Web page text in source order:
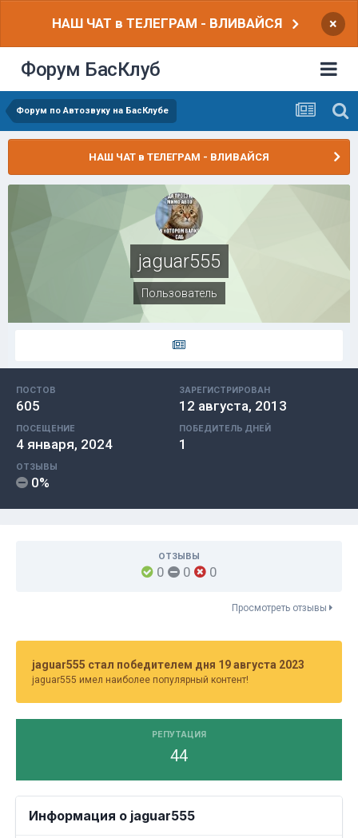
НАШ ЧАТ в ТЕЛЕГРАМ - ВЛИВАЙСЯ ×
Форум БасКлуб
Форум по Автозвуку на БасКлубе
НАШ ЧАТ в ТЕЛЕГРАМ - ВЛИВАЙСЯ
jaguar555
Пользователь
ПОСТОВ
605
ЗАРЕГИСТРИРОВАН
12 августа, 2013
ПОСЕЩЕНИЕ
4 января, 2024
ПОБЕДИТЕЛЬ ДНЕЙ
1
ОТЗЫВЫ
0%
ОТЗЫВЫ
0 0 0
Просмотреть отзывы
jaguar555 стал победителем дня 19 августа 2023
jaguar555 имел наиболее популярный контент!
РЕПУТАЦИЯ
44
Информация о jaguar555